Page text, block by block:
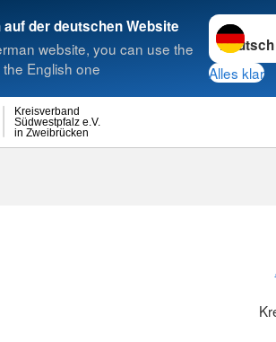
der deutschen Website
website, you can use the
English one
Sprache
Alles klar
in Zweibrücken
Südwestpfalz e.V.
Kreisverband
Suche